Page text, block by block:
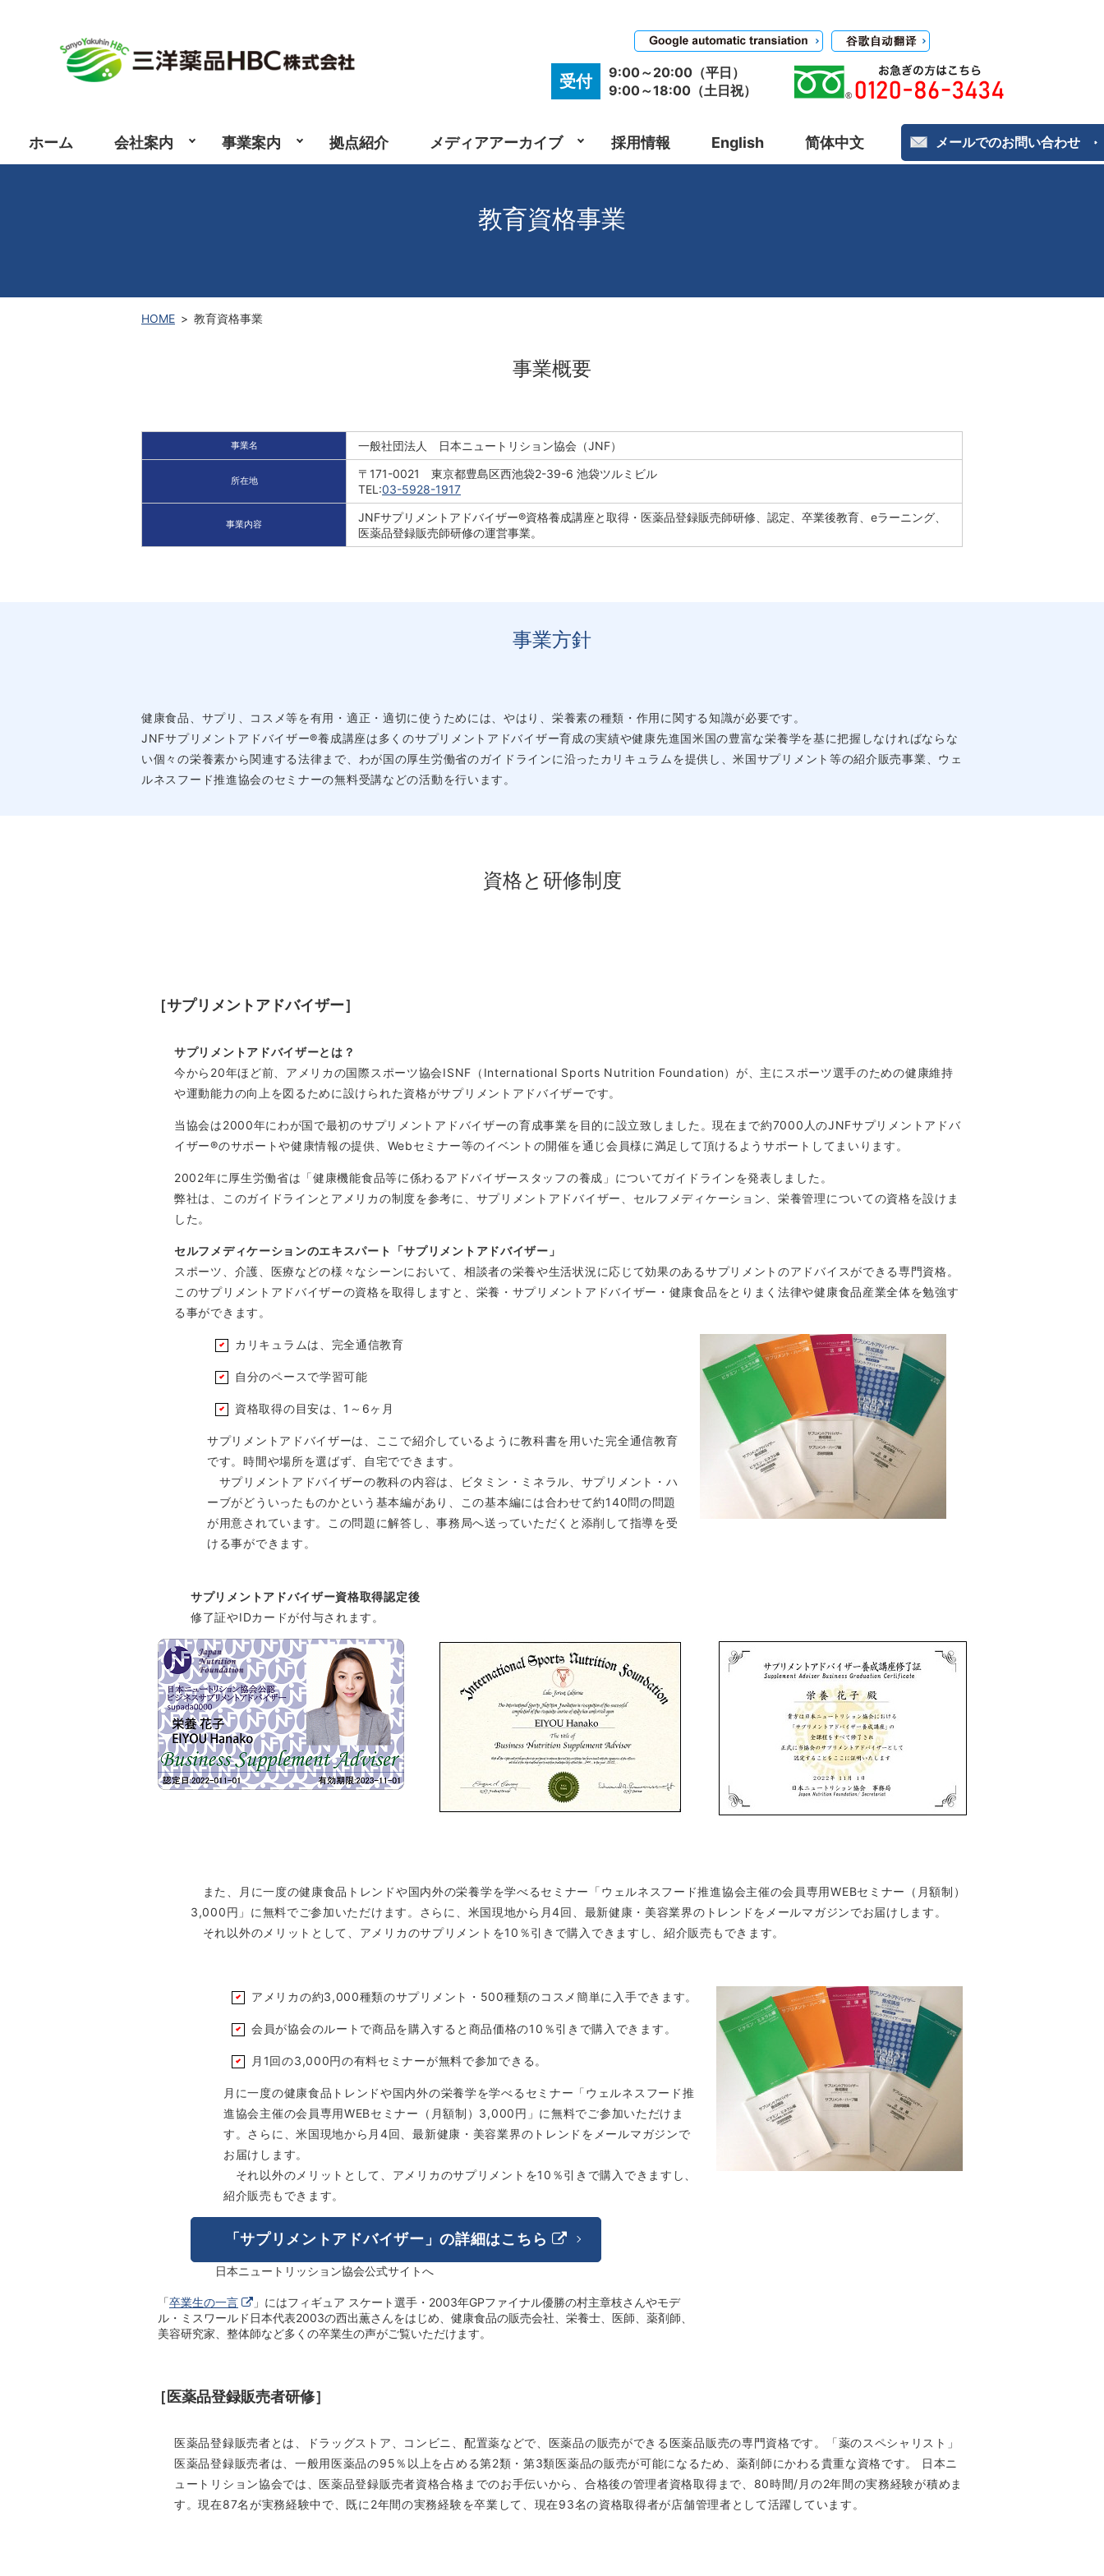
受付
9:00～20:00（平日）
9:00～18:00（土日祝）
ホーム 会社案内 事業案内 拠点紹介 メディアアーカイブ 採用情報 English 简体中文 メールでのお問い合わせ
教育資格事業
HOME 教育資格事業
事業概要
事業名 一般社団法人 日本ニュートリション協会（JNF）
所在地
〒171-0021 東京都豊島区西池袋2-39-6 池袋ツルミビル
TEL:03-5928-1917
事業内容
JNFサプリメントアドバイザー®資格養成講座と取得・医薬品登録販売師研修、認定、卒業後教育、eラーニング、
医薬品登録販売師研修の運営事業。
事業方針
健康食品、サプリ、コスメ等を有用・適正・適切に使うためには、やはり、栄養素の種類・作用に関する知識が必要です。
JNFサプリメントアドバイザー®養成講座は多くのサプリメントアドバイザー育成の実績や健康先進国米国の豊富な栄養学を基に把握しなければならな
い個々の栄養素から関連する法律まで、わが国の厚生労働省のガイドラインに沿ったカリキュラムを提供し、米国サプリメント等の紹介販売事業、ウェ
ルネスフード推進協会のセミナーの無料受講などの活動を行います。
資格と研修制度
［サプリメントアドバイザー］
サプリメントアドバイザーとは？
今から20年ほど前、アメリカの国際スポーツ協会ISNF（International Sports Nutrition Foundation）が、主にスポーツ選手のための健康維持
や運動能力の向上を図るために設けられた資格がサプリメントアドバイザーです。
当協会は2000年にわが国で最初のサプリメントアドバイザーの育成事業を目的に設立致しました。現在まで約7000人のJNFサプリメントアドバ
イザー®のサポートや健康情報の提供、Webセミナー等のイベントの開催を通じ会員様に満足して頂けるようサポートしてまいります。
2002年に厚生労働省は「健康機能食品等に係わるアドバイザースタッフの養成」についてガイドラインを発表しました。
弊社は、このガイドラインとアメリカの制度を参考に、サプリメントアドバイザー、セルフメディケーション、栄養管理についての資格を設けま
した。
セルフメディケーションのエキスパート「サプリメントアドバイザー」
スポーツ、介護、医療などの様々なシーンにおいて、相談者の栄養や生活状況に応じて効果のあるサプリメントのアドバイスができる専門資格。
このサプリメントアドバイザーの資格を取得しますと、栄養・サプリメントアドバイザー・健康食品をとりまく法律や健康食品産業全体を勉強す
る事ができます。
カリキュラムは、完全通信教育
自分のペースで学習可能
資格取得の目安は、1～6ヶ月
サプリメントアドバイザーは、ここで紹介しているように教科書を用いた完全通信教育
です。時間や場所を選ばず、自宅でできます。
サプリメントアドバイザーの教科の内容は、ビタミン・ミネラル、サプリメント・ハ
ーブがどういったものかという基本編があり、この基本編には合わせて約140問の問題
が用意されています。この問題に解答し、事務局へ送っていただくと添削して指導を受
ける事ができます。
サプリメントアドバイザー資格取得認定後
修了証やIDカードが付与されます。
また、月に一度の健康食品トレンドや国内外の栄養学を学べるセミナー「ウェルネスフード推進協会主催の会員専用WEBセミナー（月額制）
3,000円」に無料でご参加いただけます。さらに、米国現地から月4回、最新健康・美容業界のトレンドをメールマガジンでお届けします。
それ以外のメリットとして、アメリカのサプリメントを10％引きで購入できますし、紹介販売もできます。
アメリカの約3,000種類のサプリメント・500種類のコスメ簡単に入手できます。
会員が協会のルートで商品を購入すると商品価格の10％引きで購入できます。
月1回の3,000円の有料セミナーが無料で参加できる。
月に一度の健康食品トレンドや国内外の栄養学を学べるセミナー「ウェルネスフード推
進協会主催の会員専用WEBセミナー（月額制）3,000円」に無料でご参加いただけま
す。さらに、米国現地から月4回、最新健康・美容業界のトレンドをメールマガジンで
お届けします。
それ以外のメリットとして、アメリカのサプリメントを10％引きで購入できますし、
紹介販売もできます。
「サプリメントアドバイザー」の詳細はこちら
日本ニュートリッション協会公式サイトへ
「卒業生の一言
」にはフィギュア スケート選手・2003年GPファイナル優勝の村主章枝さんやモデ
ル・ミスワールド日本代表2003の西出薫さんをはじめ、健康食品の販売会社、栄養士、医師、薬剤師、
美容研究家、整体師など多くの卒業生の声がご覧いただけます。
［医薬品登録販売者研修］
医薬品登録販売者とは、ドラッグストア、コンビニ、配置薬などで、医薬品の販売ができる医薬品販売の専門資格です。「薬のスペシャリスト」
医薬品登録販売者は、一般用医薬品の95％以上を占める第2類・第3類医薬品の販売が可能になるため、薬剤師にかわる貴重な資格です。 日本ニ
ュートリション協会では、医薬品登録販売者資格合格までのお手伝いから、合格後の管理者資格取得まで、80時間/月の2年間の実務経験が積めま
す。現在87名が実務経験中で、既に2年間の実務経験を卒業して、現在93名の資格取得者が店舗管理者として活躍しています。